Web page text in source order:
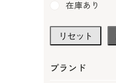
在庫あり
リセット
ブランド